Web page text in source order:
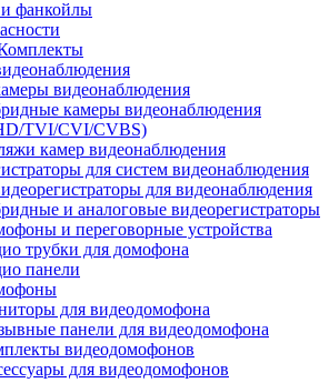
фанкойлы
видеонаблюдения
камеры видеонаблюдения
TVI/CVI/CVBS)
камер видеонаблюдения
для систем видеонаблюдения
для видеонаблюдения
и аналоговые видеорегистраторы
и переговорные устройства
трубки для домофона
панели
для видеодомофона
панели для видеодомофона
видеодомофонов
для видеодомофонов